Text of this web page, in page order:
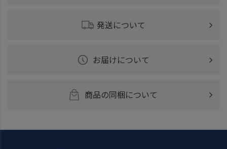
発送について
お届けについて
商品の同梱について